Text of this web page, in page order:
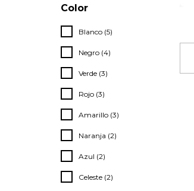
Color
Blanco (5)
Negro (4)
Verde (3)
Rojo (3)
Amarillo (3)
Naranja (2)
Azul (2)
Celeste (2)